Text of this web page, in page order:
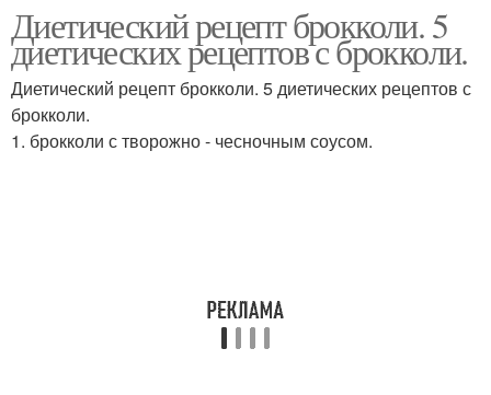
Диетический рецепт брокколи. 5
диетических рецептов с брокколи.
Диетический рецепт брокколи. 5 диетических рецептов с
брокколи.
1. брокколи с творожно - чесночным соусом.